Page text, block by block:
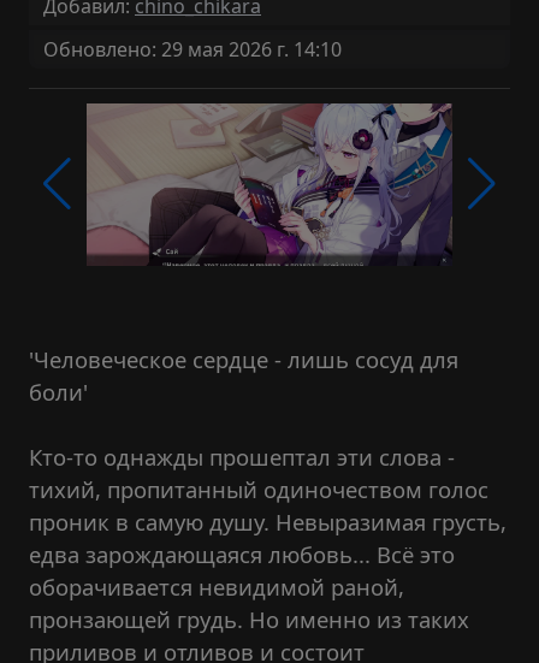
Добавил: chino_chikara
Обновлено: 29 мая 2026 г. 14:10
'Человеческое сердце - лишь сосуд для
боли'
Кто-то однажды прошептал эти слова -
тихий, пропитанный одиночеством голос
проник в самую душу. Невыразимая грусть,
едва зарождающаяся любовь... Всё это
оборачивается невидимой раной,
пронзающей грудь. Но именно из таких
приливов и отливов и состоит